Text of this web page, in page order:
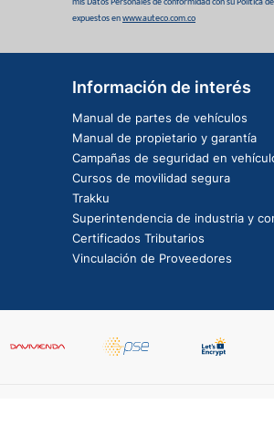
expuestos enwww.auteco.com.co
Información de interés
Manual de partes de vehículos
Manual de propietario y garantía
Campañas de seguridad en
Cursos de movilidad segura
Trakku
Superintendencia de industria y
Certificados Tributarios
Vinculación de Proveedores